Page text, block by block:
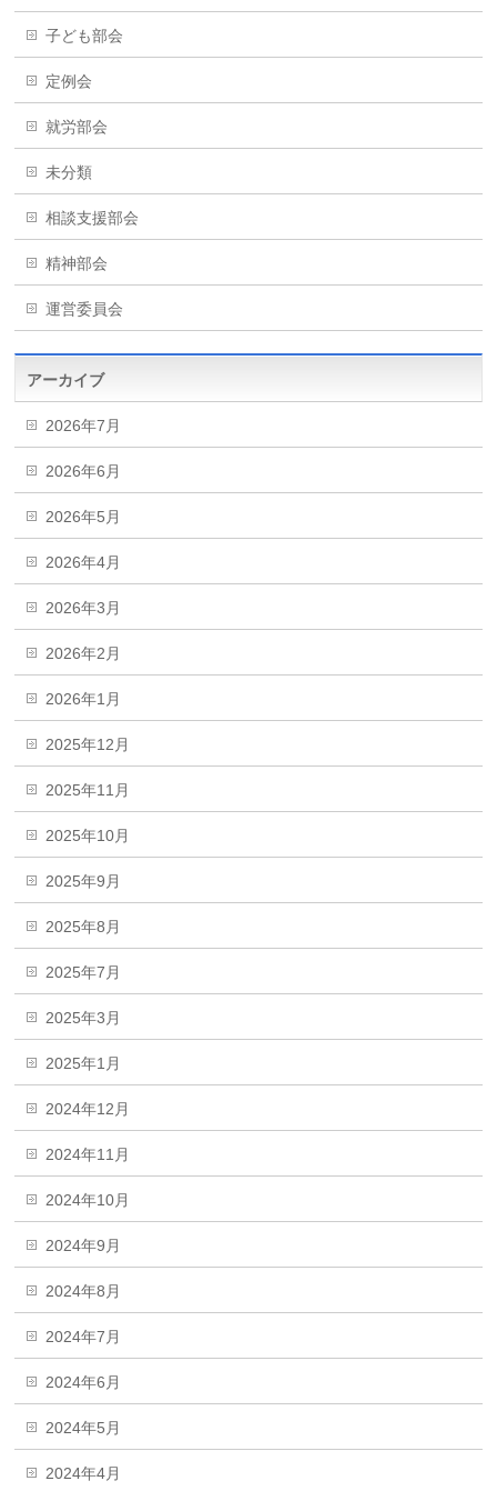
子ども部会
定例会
就労部会
未分類
相談支援部会
精神部会
運営委員会
アーカイブ
2026年7月
2026年6月
2026年5月
2026年4月
2026年3月
2026年2月
2026年1月
2025年12月
2025年11月
2025年10月
2025年9月
2025年8月
2025年7月
2025年3月
2025年1月
2024年12月
2024年11月
2024年10月
2024年9月
2024年8月
2024年7月
2024年6月
2024年5月
2024年4月